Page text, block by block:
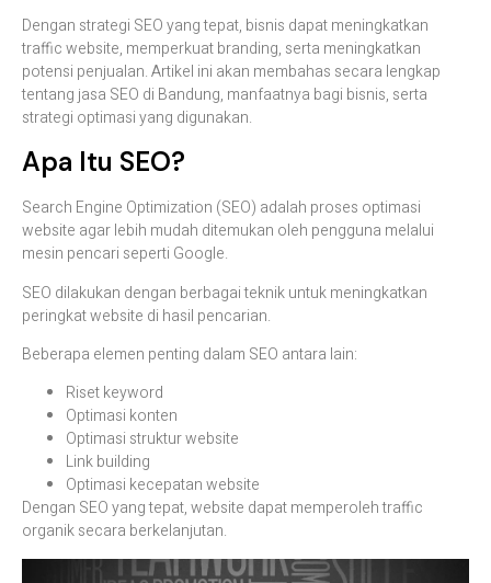
Dengan strategi SEOyangtepat, bisnis dapatmeningkatkan
trafficwebsite, memperkuatbranding, serta meningkatkan
potensi penjualan.Artikel ini akan membahas secara lengkap
tentang jasa SEO di Bandung, manfaatnya bagi bisnis, serta
strategi optimasiyang digunakan.
Apa Itu SEO?
Search Engine Optimization (SEO) adalah proses optimasi
website agarlebih mudah ditemukan oleh pengguna melalui
mesin pencari seperti Google.
SEO dilakukan dengan berbagaiteknikuntukmeningkatkan
peringkatwebsite di hasil pencarian.
Beberapa elemen penting dalam SEO antara lain:
Risetkeyword
Optimasi konten
Optimasi strukturwebsite
Linkbuilding
Optimasi kecepatanwebsite
Dengan SEOyangtepat,website dapatmemperolehtraffic
organiksecara berkelanjutan.